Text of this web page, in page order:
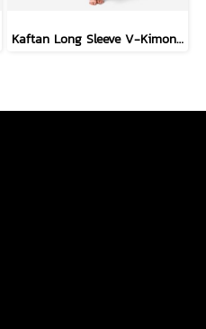
Kaftan Long Sleeve V-Kimono - Black : Circular Brushstroke & Sketched Grid